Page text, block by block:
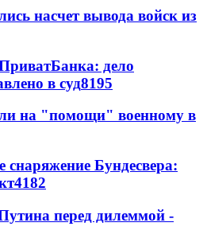
насчет вывода войск из
дело
в суд8195
на "помощи" военному в
Бундесвера:
4182
перед дилеммой -